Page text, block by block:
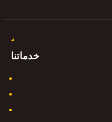
خدماتنا